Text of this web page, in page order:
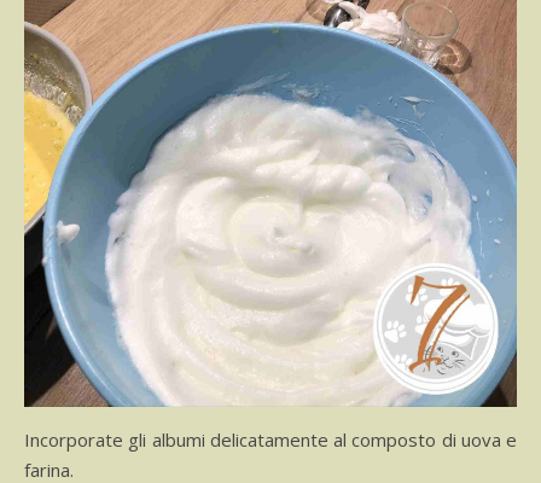
Incorporate gli albumi delicatamente al composto di uova e
farina.